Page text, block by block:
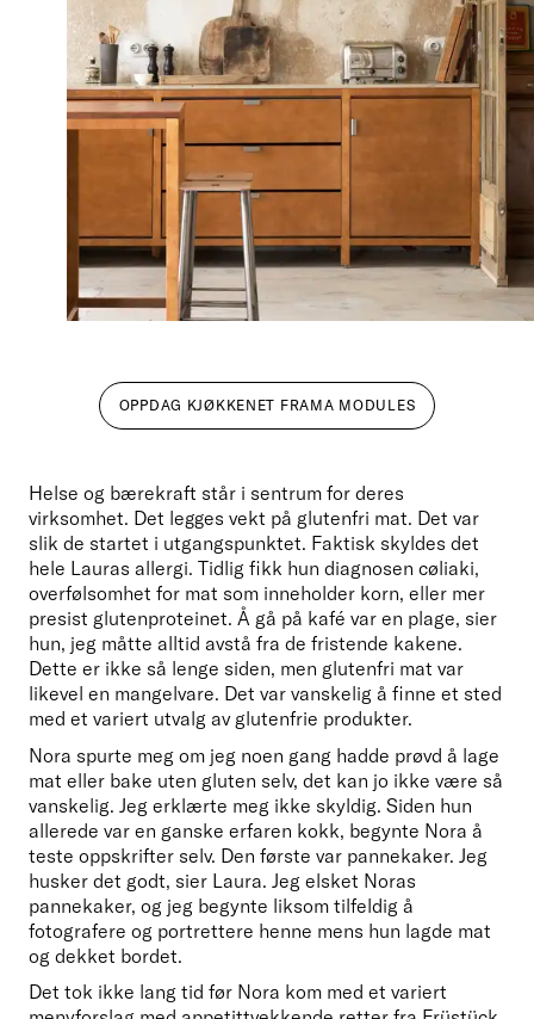
OPPDAG KJØKKENET FRAMA MODULES
Helse og bærekraft står i sentrum for deres
virksomhet. Det legges vekt på glutenfri mat. Det var
slik de startet i utgangspunktet. Faktisk skyldes det
hele Lauras allergi. Tidlig fikk hun diagnosen cøliaki,
overfølsomhet for mat som inneholder korn, eller mer
presist glutenproteinet. Å gå på kafé var en plage, sier
hun, jeg måtte alltid avstå fra de fristende kakene.
Dette er ikke så lenge siden, men glutenfri mat var
likevel en mangelvare. Det var vanskelig å finne et sted
Nora spurte meg om jeg noen gang hadde prøvd å lage
mat eller bake uten gluten selv, det kan jo ikke være så
vanskelig. Jeg erklærte meg ikke skyldig. Siden hun
allerede var en ganske erfaren kokk, begynte Nora å
teste oppskrifter selv. Den første var pannekaker. Jeg
husker det godt, sier Laura. Jeg elsket Noras
pannekaker, og jeg begynte liksom tilfeldig å
fotografere og portrettere henne mens hun lagde mat
Det tok ikke lang tid før Nora kom med et variert